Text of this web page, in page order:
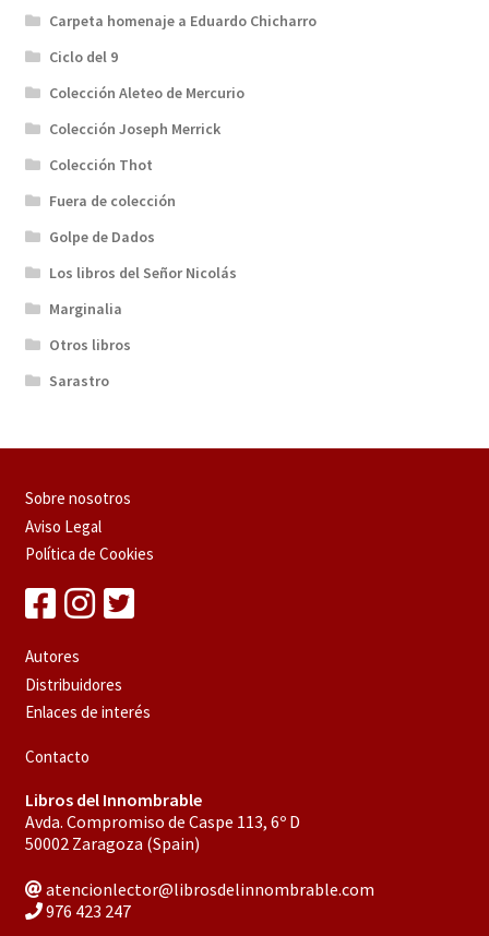
Carpeta homenaje a Eduardo Chicharro
Ciclo del 9
Colección Aleteo de Mercurio
Colección Joseph Merrick
Colección Thot
Fuera de colección
Golpe de Dados
Los libros del Señor Nicolás
Marginalia
Otros libros
Sarastro
Sobre nosotros
Aviso Legal
Política de Cookies
Autores
Distribuidores
Enlaces de interés
Contacto
Libros del Innombrable
Avda. Compromiso de Caspe 113, 6º D
50002 Zaragoza (Spain)
atencionlector@librosdelinnombrable.com
976 423 247